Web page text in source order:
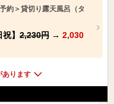
約＞貸切り露天風呂（タ
】 2,230円 → 2,030
あります